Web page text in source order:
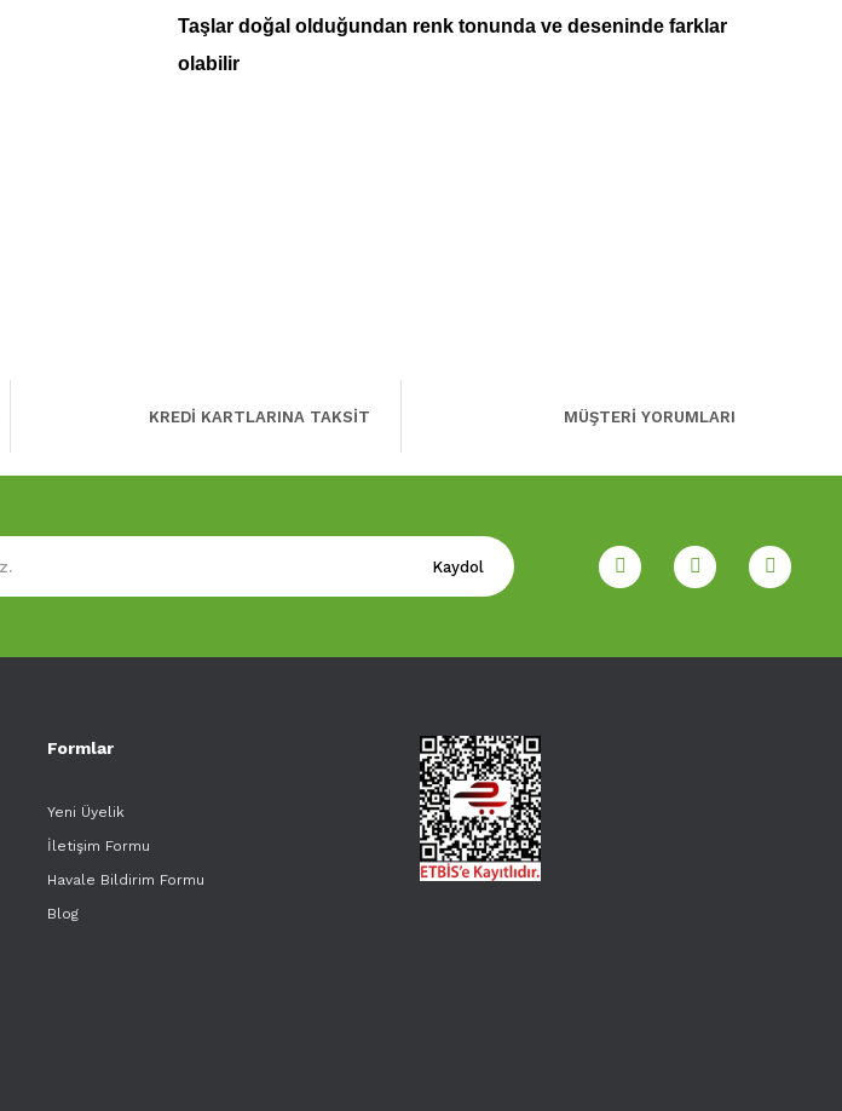
Taşlar doğal olduğundan renk tonunda ve deseninde farklar
olabilir
KREDİ KARTLARINA TAKSİT MÜŞTERİ YORUMLARI
Kaydol
Formlar
Yeni Üyelik
İletişim Formu
Havale Bildirim Formu
Blog